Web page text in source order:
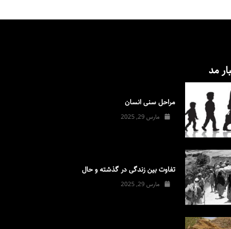
مد
مراحل سنی انسان
مارس 29, 2025
تفاوت بین زندگی در گذشته و حال
مارس 29, 2025